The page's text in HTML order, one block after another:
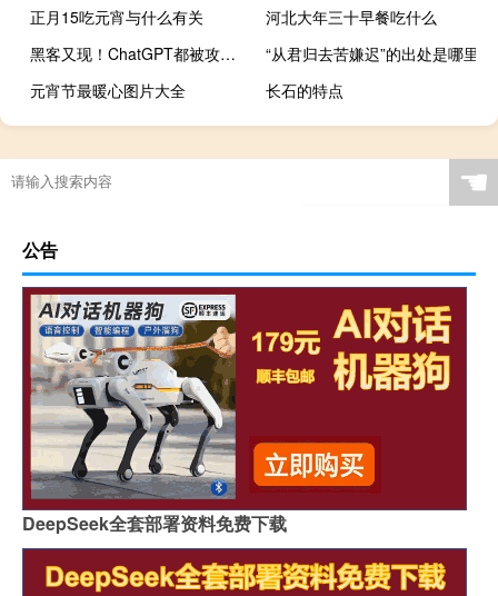
正月15吃元宵与什么有关
河北大年三十早餐吃什么
黑客又现！ChatGPT都被攻击 人工智能浪潮带来网络安全投资机遇
“从君归去苦嫌迟”的出处是哪里
元宵节最暖心图片大全
长石的特点
☚
公告
DeepSeek全套部署资料免费下载